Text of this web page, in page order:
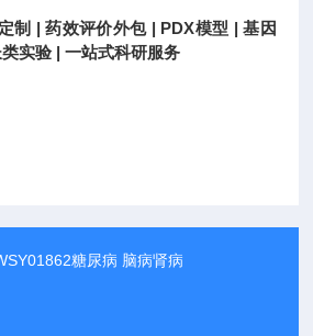
制 | 药效评价外包 | PDX模型 | 基因
实验 | 一站式科研服务
糖尿病 脑病肾病